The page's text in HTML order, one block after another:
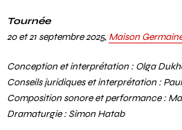
Tournée
20 et 21 septembre 2025, Maison
Conception et interprétation : Olga
Conseils juridiques et interprétation :
Composition sonore et performance :
Dramaturgie : Simon Hatab